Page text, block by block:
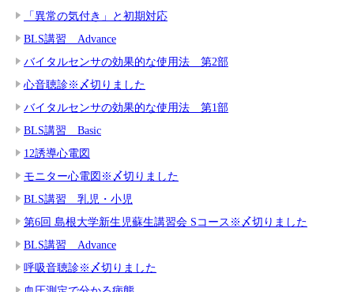
「異常の気付き」と初期対応
BLS講習 Advance
バイタルセンサの効果的な使用法 第2部
心音聴診※〆切りました
バイタルセンサの効果的な使用法 第1部
BLS講習 Basic
12誘導心電図
モニター心電図※〆切りました
BLS講習 乳児・小児
第6回 島根大学新生児蘇生講習会 Sコース※〆切りました
BLS講習 Advance
呼吸音聴診※〆切りました